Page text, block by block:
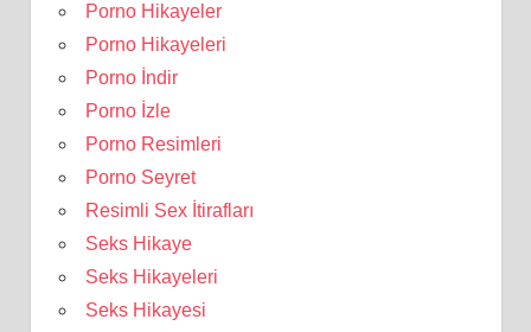
Porno Hikayeler
Porno Hikayeleri
Porno İndir
Porno İzle
Porno Resimleri
Porno Seyret
Resimli Sex İtirafları
Seks Hikaye
Seks Hikayeleri
Seks Hikayesi